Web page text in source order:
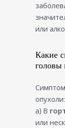
или
Какие
опухоли:
a) В
или